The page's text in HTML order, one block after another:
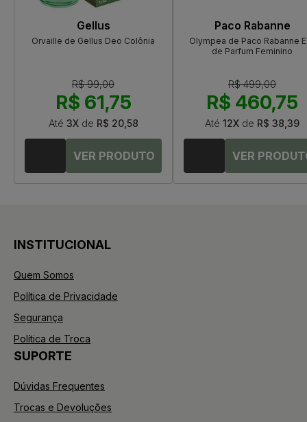
Gellus
Orvaille de Gellus Deo Colônia
R$ 99,00
R$ 61,75
Até 3Xde R$ 20,58
Paco Rabanne
Olympea de Paco Rabanne
de Parfum Feminino
R$ 499,00
R$ 460,75
Até 12X de R$ 38,39
INSTITUCIONAL
Quem Somos
Política de Privacidade
Segurança
Política de Troca
SUPORTE
Dúvidas Frequentes
Trocas e Devoluções